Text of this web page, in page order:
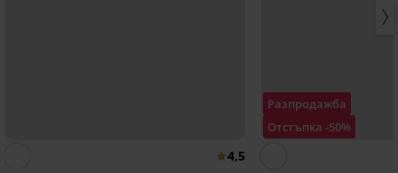
4,5
Разпродажба
Отстъпка -50%